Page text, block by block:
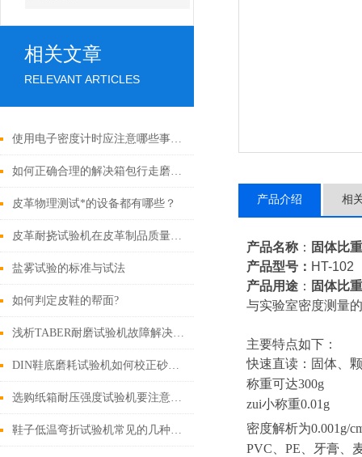
相关文章
RELEVANT ARTICLES
使用电子密度计时应注意哪些事项？
如何正确合理的解决箱包行走磨耗试验机的故障
皮革物理测试*的设备都有哪些？
皮革耐挠试验机在皮革制品质量保障中的作用
盐雾试验的标准与试法
如何判定皮鞋的帮面?
浅析TABER耐磨试验机故障解决方案
DIN鞋底磨耗试验机如何校正砂纸来做测试？
选购纸箱耐压强度试验机要注意哪几点性价比？
鞋子低温弯折试验机常见的几种实验方法
产品介绍 相
产品名称 ： 固体比
产品型号： HT-102
产品用途 ： 固体比
与实验室密度测量
主要特点如下：
快速直读：固体、
称重可达300g
zui小称重0.01g
密度解析为0.001 g/
PVC 、PE、牙膏、